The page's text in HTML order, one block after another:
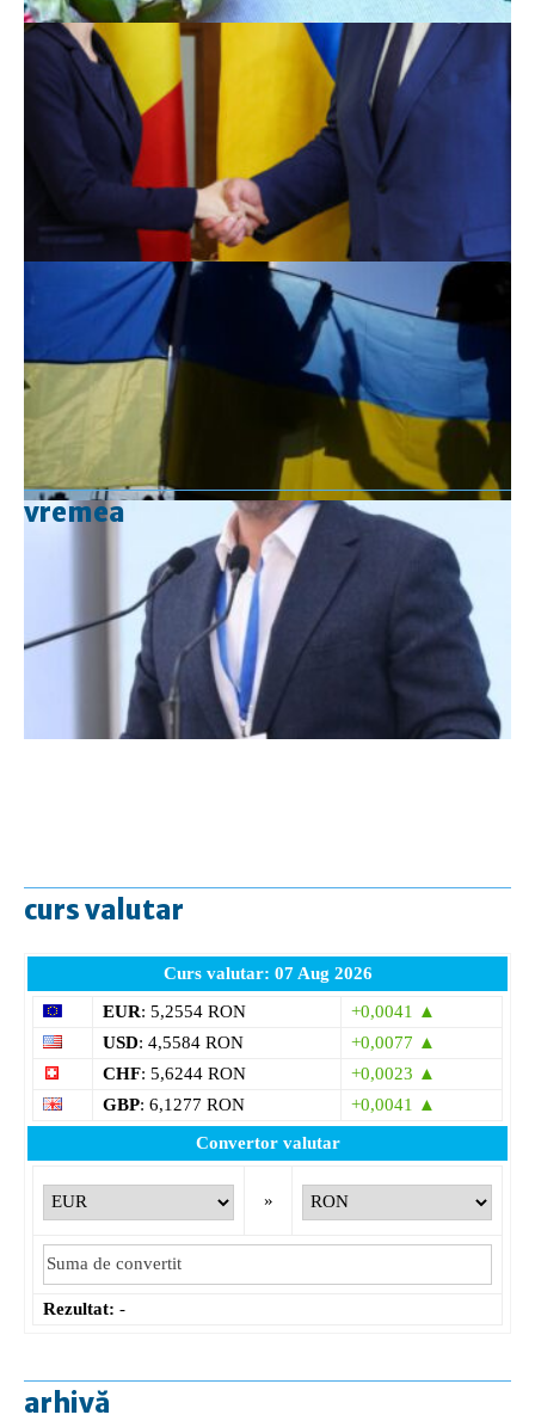
vremea
curs valutar
Curs valutar: 07 Aug 2026
EUR: 5,2554 RON
+0,0041 ▲
USD: 4,5584 RON
+0,0077 ▲
CHF: 5,6244 RON
+0,0023 ▲
GBP: 6,1277 RON
+0,0041 ▲
Convertor valutar
»
Rezultat: -
arhivă